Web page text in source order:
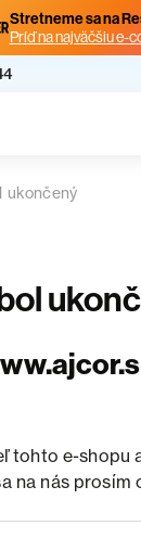
Stretneme sa na
Príď na najväčšiu e-
ukončený
tohto e-shopu
na nás prosím